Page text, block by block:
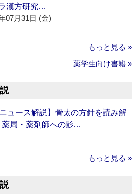
漢方研究…
07月31日 (金)
もっと見る »
薬学生向け書籍 »
ュース解説】骨太の方針を読み解
薬局・薬剤師への影…
もっと見る »